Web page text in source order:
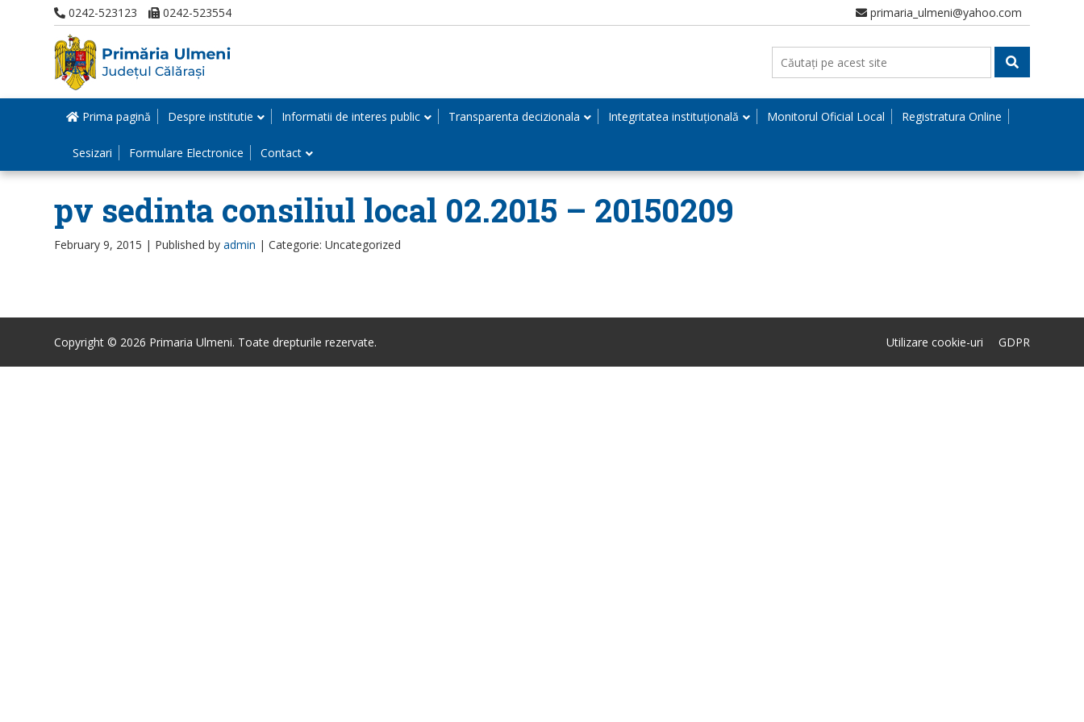
0242-523123 0242-523554 primaria_ulmeni@yahoo.com
Prima pagină Despre institutie Informatii de interes public Transparenta decizionala Integritatea instituțională Monitorul Oficial Local Registratura Online
Sesizari Formulare Electronice Contact
pv sedinta consiliul local 02.2015 – 20150209
February 9, 2015 | Published by admin | Categorie: Uncategorized
Copyright © 2026 Primaria Ulmeni. Toate drepturile rezervate. Utilizare cookie-uri GDPR